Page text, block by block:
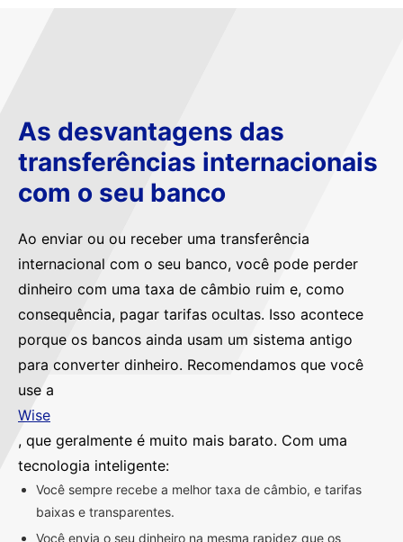
As desvantagens das
transferências internacionais
com o seu banco
Ao enviar ou ou receber uma transferência
internacional com o seu banco, você pode perder
dinheiro com uma taxa de câmbio ruim e, como
consequência, pagar tarifas ocultas. Isso acontece
porque os bancos ainda usam um sistema antigo
para converter dinheiro. Recomendamos que você
use a
Wise
, que geralmente é muito mais barato. Com uma
tecnologia inteligente:
Você sempre recebe a melhor taxa de câmbio, e tarifas
baixas e transparentes.
Você envia o seu dinheiro na mesma rapidez que os